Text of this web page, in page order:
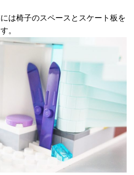
は椅子のスペースとスケート板を
。